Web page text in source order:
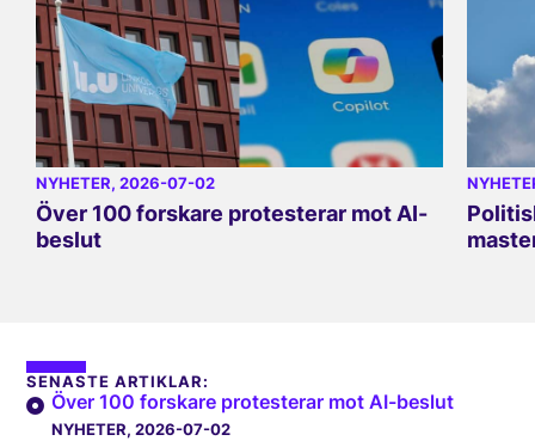
NYHETER, 2026-07-02
Över 100 forskare protesterar mot AI-
beslut
SENASTE ARTIKLAR:
Över 100 forskare protesterar mot AI-beslut
NYHETER, 2026-07-02